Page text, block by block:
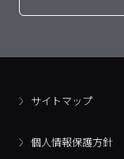
サイトマップ
個人情報保護方針